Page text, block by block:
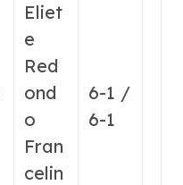
Eliet
e
Red
ond
o
Fran
celin
6-1 /
6-1